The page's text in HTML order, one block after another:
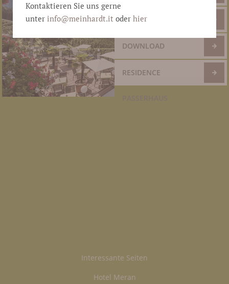
Kontaktieren Sie uns gerne
unter info@meinhardt.it oder hier
WEBCAM
DOWNLOAD
RESIDENCE
Interessante Seiten
Hotel Meran